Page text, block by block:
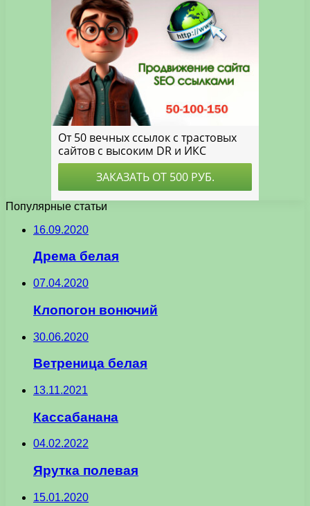
Популярные статьи
16.09.2020
Дрема белая
07.04.2020
Клопогон вонючий
30.06.2020
Ветреница белая
13.11.2021
Кассабанана
04.02.2022
Ярутка полевая
15.01.2020